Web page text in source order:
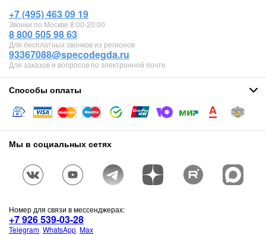
+7 (495) 463 09 19
Звонки по Москве 8:00-20:00
8 800 505 98 63
Для бесплатных звонков из регионов
93367088@specodegda.ru
Для заказов и вопросов по электронной почте
Способы оплаты
Мы в социальных сетях
Номер для связи в мессенджерах:
+7 926 539-03-28
Telegram WhatsApp Max